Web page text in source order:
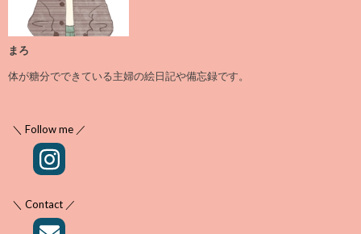
まろ
体が糖分でできている主婦の絵日記や備忘録です。
＼ Follow me ／
＼ Contact ／